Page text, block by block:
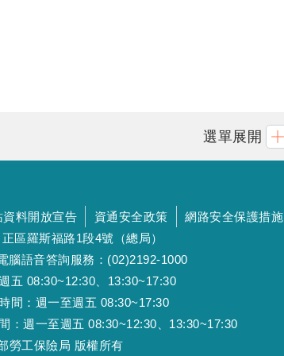
選單展開
資料開放宣告 資通安全政策 網路安全保護措施
區羅斯福路1段4號（總局）
腦語音答詢服務：(02)2192-1000
五 08:30~12:30、13:30~17:30
間：週一至週五 08:30~17:30
：週一至週五 08:30~12:30、13:30~17:30
勞工保險局 版權所有